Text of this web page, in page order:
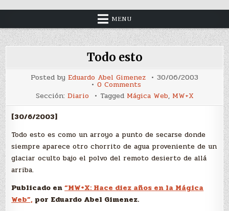
MENU
Todo esto
Posted by Eduardo Abel Gimenez 30/06/2003
0 Commentson
Todo
esto
Sección: Diario Tagged Mágica Web, MW+X
[30/6/2003]
Todo esto es como un arroyo a punto de secarse donde
siempre aparece otro chorrito de agua proveniente de un
glaciar oculto bajo el polvo del remoto desierto de allá
arriba.
Publicado en“MW+X: Hace diez años en la Mágica
Web”, por Eduardo Abel Gimenez.